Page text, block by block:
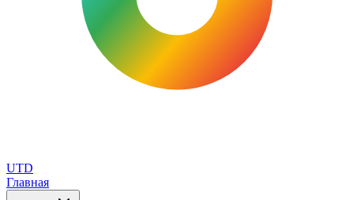
UTD
Главная